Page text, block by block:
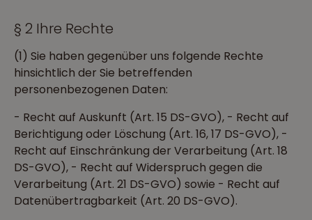
§ 2 Ihre Rechte
(1) Sie haben gegenüber uns folgende Rechte
hinsichtlich der Sie betreffenden
personenbezogenen Daten:
- Recht auf Auskunft (Art. 15 DS-GVO), - Recht auf
Berichtigung oder Löschung (Art. 16, 17 DS-GVO), -
Recht auf Einschränkung der Verarbeitung (Art. 18
DS-GVO), - Recht auf Widerspruch gegen die
Verarbeitung (Art. 21 DS-GVO) sowie - Recht auf
Datenübertragbarkeit (Art. 20 DS-GVO).